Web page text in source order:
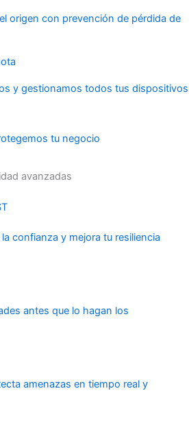
origen con prevención de pérdida de
y gestionamos todos tus dispositivos
tu negocio
avanzadas
confianza y mejora tu resiliencia
antes que lo hagan los
amenazas en tiempo real y